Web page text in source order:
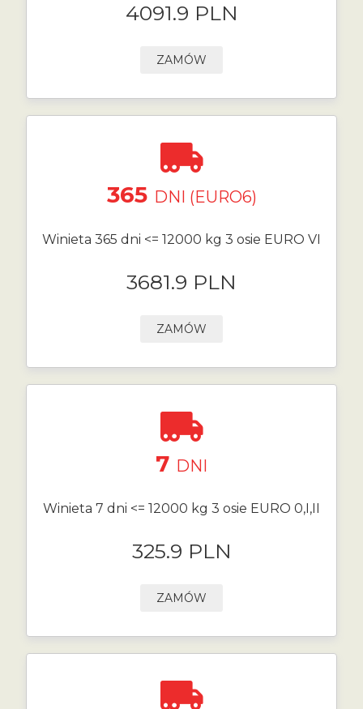
4091.9 PLN
ZAMÓW
365 DNI (EURO6)
Winieta 365 dni <= 12000 kg 3 osie EURO VI
3681.9 PLN
ZAMÓW
7 DNI
Winieta 7 dni <= 12000 kg 3 osie EURO 0,I,II
325.9 PLN
ZAMÓW